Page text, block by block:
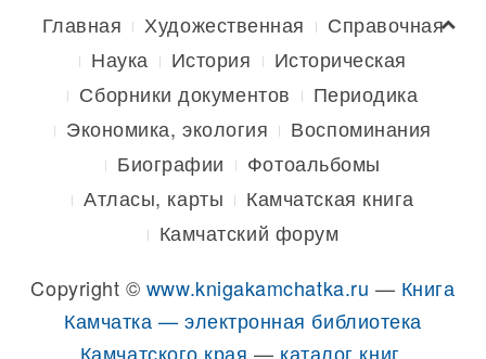
Главная Художественная
Справочная
Наука
История
Историческая
Сборники документов
Периодика
Экономика, экология
Воспоминания
Биографии
Фотоальбомы
Атласы, карты
Камчатская книга
Камчатский форум
Copyright © www.knigakamchatka.ru — Книга
Камчатка — электронная библиотека
Камчатского края — каталог книг,